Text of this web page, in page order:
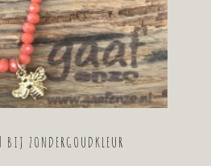
ZONDERGOUDKLEUR